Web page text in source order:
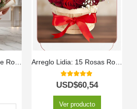
Ramillete o Bouquet de Rosas Rosadas Arreglo Lidia: 15 Rosas Rojas Premium en Balde Rústico 🌹
5.00out of 5
USD$60,54
Ver producto